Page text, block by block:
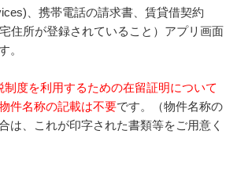
、携帯電話の請求書、賃貸借契約
住所が登録されていること）アプリ画面
。
制度を利用するための在留証明について
件名称の記載は不要です。（物件名称の
は、これが印字された書類等をご用意く